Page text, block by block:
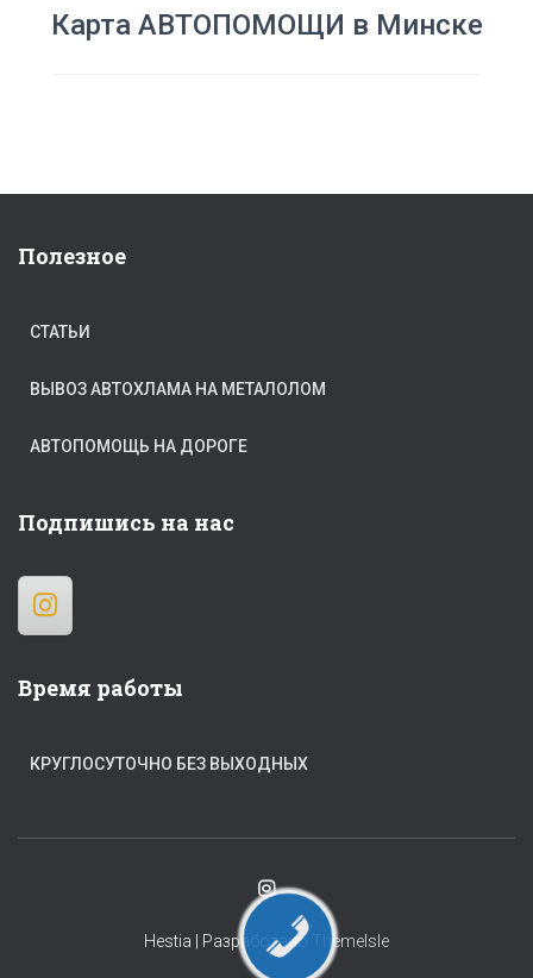
Карта АВТОПОМОЩИ в Минске
Полезное
СТАТЬИ
ВЫВОЗ АВТОХЛАМА НА МЕТАЛОЛОМ
АВТОПОМОЩЬ НА ДОРОГЕ
Подпишись на нас
Время работы
КРУГЛОСУТОЧНО БЕЗ ВЫХОДНЫХ
Hestia | Разработано ThemeIsle